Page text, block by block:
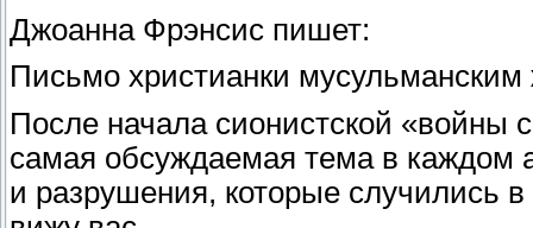
Джоанна Фрэнсис пишет:
Письмо христианки
После начала сионистской «войны
самая обсуждаемая тема в каждом
и разрушения, которые случились